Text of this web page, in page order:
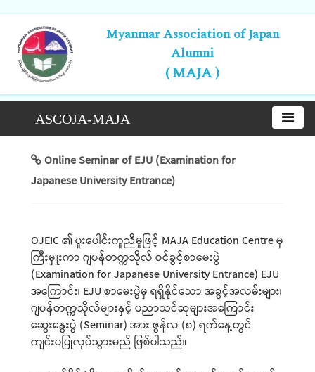
Myanmar Association of Japan
Alumni
( MAJA )
ASCOJA-MAJA
Online Seminar of EJU (Examination for
Japanese University Entrance)
OJEIC ၏ ပူးပေါင်းကူညီမှုဖြင့် MAJA Education Centre မှ
ကြီးမှူးကာ ဂျပန်တက္ကသိုလ် ဝင်ခွင့်စာမေးပွဲ
(Examination for Japanese University Entrance) EJU
အကြောင်း၊ EJU စာမေးပွဲမှ ရရှိနိုင်သော အခွင့်အလမ်းများ၊
ဂျပန်တက္ကသိုလ်များနှင့် ပညာသင်ဆုများအကြောင်း
ဆွေးနွေးပွဲ (Seminar) အား ဇွန်လ (၈) ရက်နေ့တွင်
ကျင်းပပြုလုပ်သွားမည် ဖြစ်ပါသည်။